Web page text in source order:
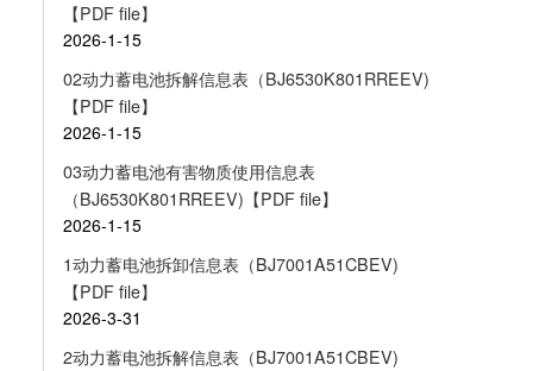
【PDF file】
2026-1-15
02动力蓄电池拆解信息表（BJ6530K801RREEV)
【PDF file】
2026-1-15
03动力蓄电池有害物质使用信息表
（BJ6530K801RREEV)【PDF file】
2026-1-15
1动力蓄电池拆卸信息表（BJ7001A51CBEV)
【PDF file】
2026-3-31
2动力蓄电池拆解信息表（BJ7001A51CBEV)